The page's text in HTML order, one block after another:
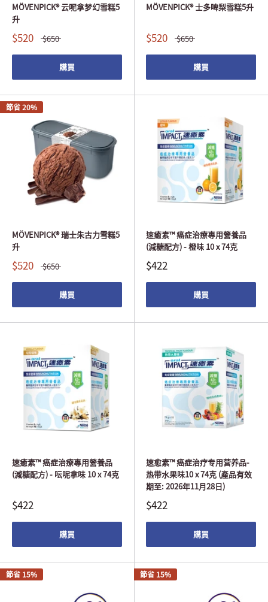
MÖVENPICK® 云呢拿梦幻雪糕5
升
$520 $650
購買
MÖVENPICK® 士多啤梨雪糕5升
$520 $650
購買
節省 20%
MÖVENPICK® 瑞士朱古力雪糕5
升
$520 $650
購買
速癒素™ 癌症治療專用營養品
(減糖配方) - 橙味 10 x 74克
$422
購買
速癒素™ 癌症治療專用營養品
(減糖配方) - 呍呢拿味 10 x 74克
$422
購買
速愈素™ 癌症治疗专用营养品-
热带水果味10 x 74克 (產品有效
期至: 2026年11月28日)
$422
購買
節省 15% 節省 15%